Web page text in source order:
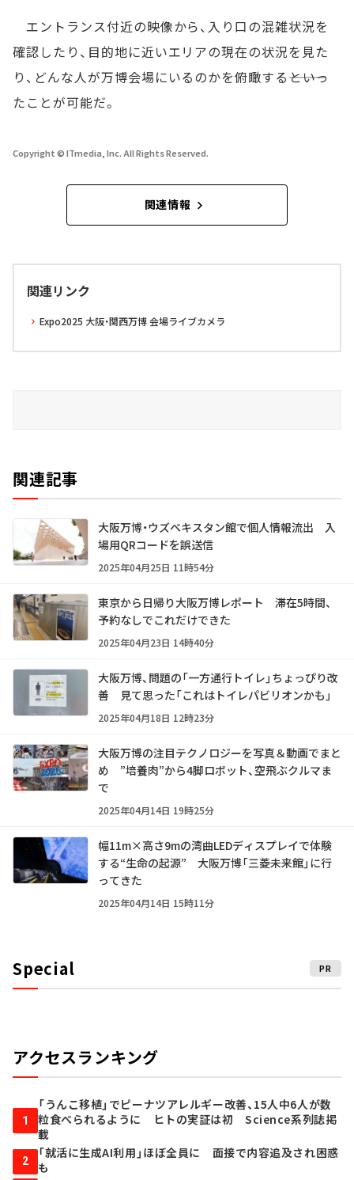
エントランス付近の映像から、入り口の混雑状況を
確認したり、目的地に近いエリアの現在の状況を見た
り、どんな人が万博会場にいるのかを俯瞰する―――といっ
たことが可能だ。
Copyright © ITmedia, Inc. All Rights Reserved.
関連情報
関連リンク
Expo2025 大阪・関西万博 会場ライブカメラ
関連記事
大阪万博・ウズベキスタン館で個人情報流出 入
場用QRコードを誤送信
2025年04月25日 11時54分
東京から日帰り大阪万博レポート 滞在5時間、
予約なしでこれだけできた
2025年04月23日 14時40分
大阪万博、問題の「一方通行トイレ」ちょっぴり改
善 見て思った「これはトイレパビリオンかも」
2025年04月18日 12時23分
大阪万博の注目テクノロジーを写真＆動画でまと
め ”培養肉”から4脚ロボット、空飛ぶクルマま
で
2025年04月14日 19時25分
幅11m×高さ9mの湾曲LEDディスプレイで体験
する“生命の起源” 大阪万博「三菱未来館」に行
ってきた
2025年04月14日 15時11分
Special PR
アクセスランキング
1
「うんこ移植」でピーナツアレルギー改善、15人中6人が数
粒食べられるように ヒトの実証は初 Science系列誌掲
載
2
「就活に生成AI利用」ほぼ全員に 面接で内容追及され困惑
も